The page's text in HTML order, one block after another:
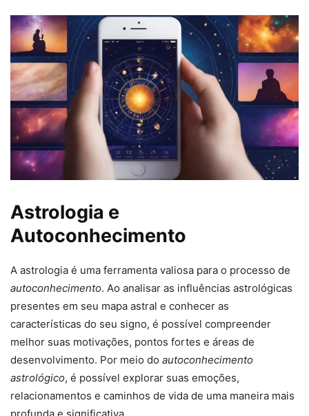
Astrologia e
Autoconhecimento
A astrologia é uma ferramenta valiosa para o processo de
autoconhecimento. Ao analisar as influências astrológicas
presentes em seu mapa astral e conhecer as
características do seu signo, é possível compreender
melhor suas motivações, pontos fortes e áreas de
desenvolvimento. Por meio do autoconhecimento
astrológico, é possível explorar suas emoções,
relacionamentos e caminhos de vida de uma maneira mais